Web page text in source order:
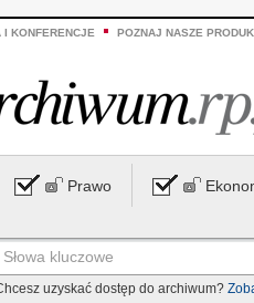
I KONFERENCJE POZNAJ NASZE
Prawo
uzyskać dostęp do archiwum?